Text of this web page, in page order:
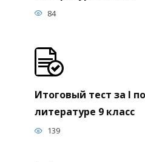
84
Итоговый тест за I
литературе 9 класс
139